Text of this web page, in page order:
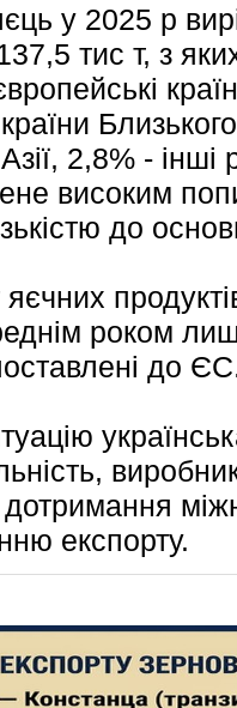
у 2025 р
тис т, з
2,8% -
високим
до
роком
до
дотримання
експорту.